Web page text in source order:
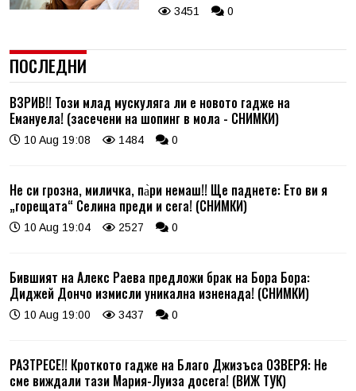
3451 0
ПОСЛЕДНИ
ВЗРИВ!! Този млад мускуляга ли е новото гадже на
Емануела! (засечени на шопинг в мола - СНИМКИ)
10 Aug 19:08 1484 0
Не си грозна, миличка, па̀ри немаш!! Ще паднете: Ето ви я
„горещата“ Селина преди и сега! (СНИМКИ)
10 Aug 19:04 2527 0
Бившият на Алекс Раева предложи брак на Бора Бора:
Диджей Дончо измисли уникална изненада! (СНИМКИ)
10 Aug 19:00 3437 0
РАЗТРЕСЕ!! Кроткото гадже на Благо Джизъса ОЗВЕРЯ: Не
сме виждали тази Мария-Луиза досега! (ВИЖ ТУК)